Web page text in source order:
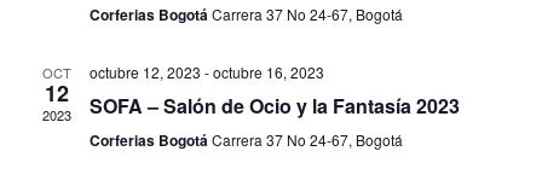
Corferias BogotáCarrera 37 No 24-67, Bogotá
OCT
12
2023
octubre 12, 2023 -octubre 16, 2023
SOFA – Salón de Ocio y la Fantasía 2023
Corferias BogotáCarrera 37 No 24-67, Bogotá